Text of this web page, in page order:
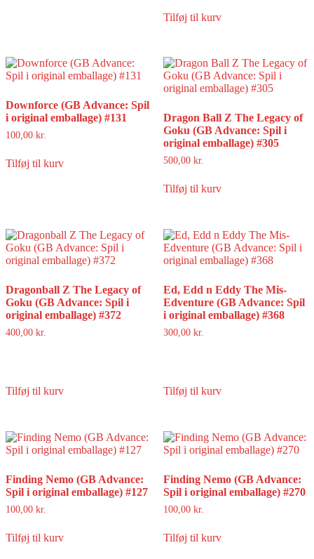
Tilføj til kurv
Downforce (GB Advance: Spil
i original emballage) #131
100,00 kr.
Tilføj til kurv
Dragon Ball Z The Legacy of
Goku (GB Advance: Spil i
original emballage) #305
500,00 kr.
Tilføj til kurv
Dragonball Z The Legacy of
Goku (GB Advance: Spil i
original emballage) #372
400,00 kr.
Tilføj til kurv
Ed, Edd n Eddy The Mis-
Edventure (GB Advance: Spil
i original emballage) #368
300,00 kr.
Tilføj til kurv
Finding Nemo (GB Advance:
Spil i original emballage) #127
100,00 kr.
Tilføj til kurv
Finding Nemo (GB Advance:
Spil i original emballage) #270
100,00 kr.
Tilføj til kurv